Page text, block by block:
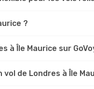
?
à Île Maurice sur
de Londres à Île